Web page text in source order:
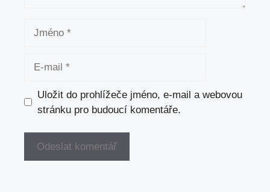
Uložit do prohlížeče jméno, e-mail a webovou
stránku pro budoucí komentáře.